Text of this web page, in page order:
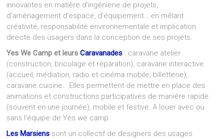
innovantes en matière d’ingénierie de projets,
d’aménagement d’espace, d’équipement… en mêlant
créativité, responsabilité environnementale et implication
directe des usagers dans la conception de ses projets.
Yes We Camp et leursCaravanades : caravane atelier
(construction, bricolage et réparation), caravane interactive
(accueil, médiation, radio et cinéma mobile, billetterie),
caravane cuisine… Elles permettent de mettre en place des
animations et constructions participatives de manière rapide
(souvent en une journée), mobile et festive. A louer avec ou
sans l’équipe de Yes we camp.
Les Marsiens sont un collectif de designers des usages